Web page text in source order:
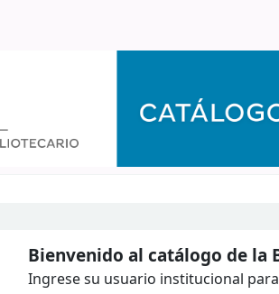
Bienvenido al catálogo de la
Ingrese su usuario institucional